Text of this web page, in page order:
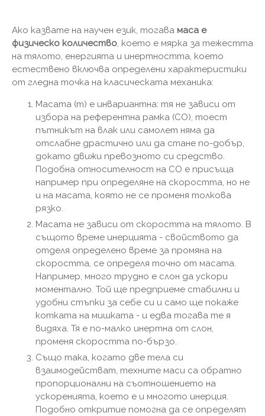
Ако казвате на научен език, тогава маса е
физическо количество , което е мярка за тежестта
на тялото, енергията и инертността, което
естествено включва определени характеристики
от гледна точка на класическата механика:
Масата (m) е инвариантна: тя не зависи от
избора на референтна рамка (CO), тоест
пътникът на влак или самолет няма да
отслабне драстично или да стане по-добър,
докато движи превозното си средство.
Подобна относителност на СО е присъща
например при определяне на скоростта, но не
и на масата, която не се променя толкова
рязко.
Масата не зависи от скоростта на тялото. В
същото време инерцията - свойството да
отделя определено време за промяна на
скоростта, се определя точно от масата.
Например, много трудно е слон да ускори
моментално. Той ще предприеме стабилни и
удобни стъпки за себе си и само ще покаже
котката на мишката - и едва тогава те я
видяха. Тя е по-малко инертна от слон,
променя скоростта по-бързо.
Също така, когато две тела си
взаимодействат, техните маси са обратно
пропорционални на съотношението на
ускоренията, което е и многото инерция.
Подобно откритие помогна да се определят